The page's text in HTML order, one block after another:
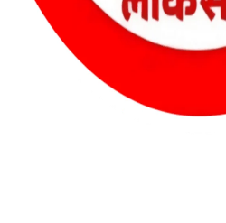
अड्डेबाजी चेकिंग में युवक